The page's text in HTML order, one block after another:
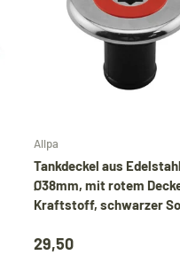
Allpa
Tankdeckel aus Edelstahl
Ø38mm, mit rotem
Kraftstoff, schwarzer
29,50